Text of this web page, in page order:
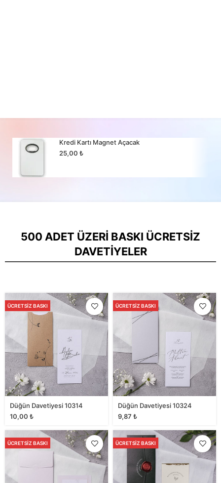
Kredi Kartı Magnet Açacak
25,00₺
500 ADET ÜZERI BASKI ÜCRETSIZ
DAVETIYELER
ÜCRETSIZ BASKI
Düğün Davetiyesi 10314
10,00 ₺
ÜCRETSIZ BASKI
Düğün Davetiyesi 10324
9,87 ₺
ÜCRETSIZ BASKI ÜCRETSIZ BASKI